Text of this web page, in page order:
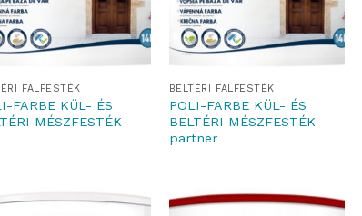
FALFESTÉK
FARBE KÜL- ÉS
MÉSZFESTÉK
BELTÉRI FALFESTÉK
POLI-FARBE KÜL- ÉS
BELTÉRI MÉSZFESTÉK –
partner